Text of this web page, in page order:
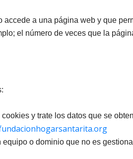
a una página web y que
el número de veces que la
y trate los datos que se
o dominio que no es